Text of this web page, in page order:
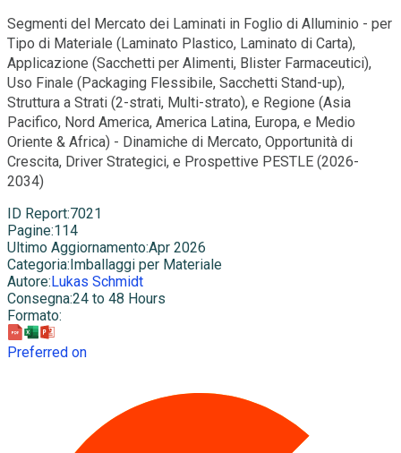
Segmenti del Mercato dei Laminati in Foglio di Alluminio - per
Tipo di Materiale (Laminato Plastico, Laminato di Carta),
Applicazione (Sacchetti per Alimenti, Blister Farmaceutici),
Uso Finale (Packaging Flessibile, Sacchetti Stand-up),
Struttura a Strati (2-strati, Multi-strato), e Regione (Asia
Pacifico, Nord America, America Latina, Europa, e Medio
Oriente & Africa) - Dinamiche di Mercato, Opportunità di
Crescita, Driver Strategici, e Prospettive PESTLE (2026-
2034)
ID Report:7021
Pagine:114
Ultimo Aggiornamento:Apr 2026
Categoria: Imballaggi per Materiale
Autore: Lukas Schmidt
Consegna:24 to 48 Hours
Formato:
Preferred on